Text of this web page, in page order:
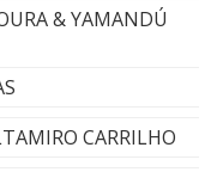
& YAMANDÚ
CARRILHO